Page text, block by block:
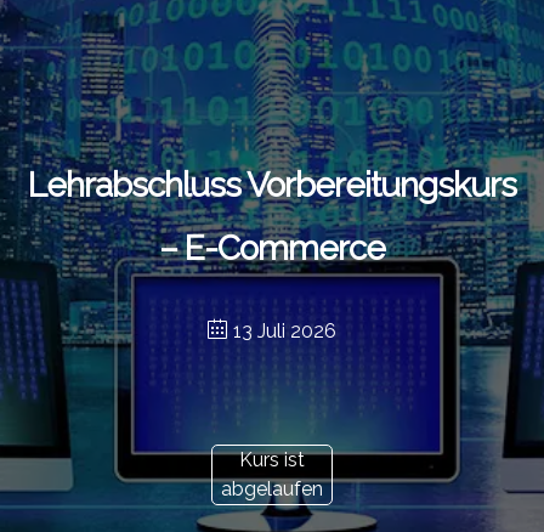
Lehrabschluss Vorbereitungskurs
– E-Commerce
13 Juli 2026
Kurs ist
abgelaufen